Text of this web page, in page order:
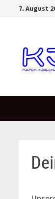
7. August